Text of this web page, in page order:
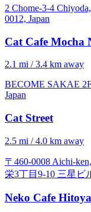
2 Chome-3-4
0012, Japan
Cat Cafe Mocha
2.1 mi / 3.4 km away
BECOME SAKAE
Japan
Cat Street
2.5 mi / 4.0 km away
〒460-0008 Aichi-
栄3丁目9-10 三星ビ
Neko Cafe